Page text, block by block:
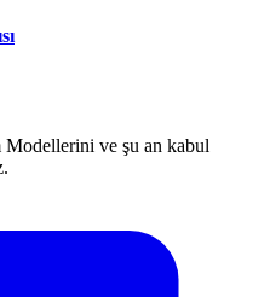
Modellerini ve şu an kabul